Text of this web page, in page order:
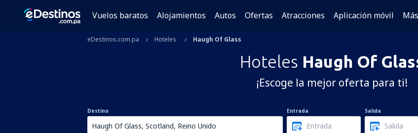
Vuelos baratos Alojamientos Autos Ofertas Atracciones Aplicación móvil Más
eDestinos.com.pa Hoteles Haugh Of Glass
Hoteles Haugh Of
¡Escoge la mejor oferta para ti!
Destino Entrada Salida